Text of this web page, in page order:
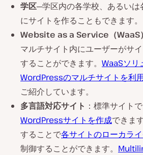
学区─学区内の各学校、あるいは
にサイトを作ることもできます。
Website as a Service（WaaS）
マルチサイト内にユーザーがサ
することができます。 WaaSソリ
WordPressのマルチサイトを利
ご紹介しています。
多言語対応サイト ：標準サイト
WordPressサイトを作成できま
することで各サイトのローカラ
制御することができます。